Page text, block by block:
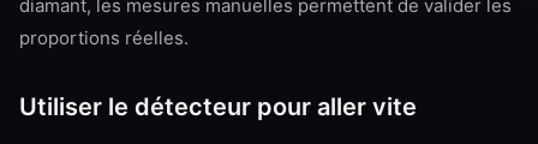
diamant, les mesures manuelles permettent de valider les
proportions réelles.
Utiliser le détecteur pour aller vite